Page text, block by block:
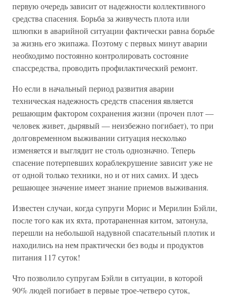
первую очередь зависит от надежности коллективного
средства спасения. Борьба за живучесть плота или
шлюпки в аварийной ситуации фактически равна борьбе
за жизнь его экипажа. Поэтому с первых минут аварии
необходимо постоянно контролировать состояние
спассредства, проводить профилактический ремонт.
Но если в начальный период развития аварии
техническая надежность средств спасения является
решающим фактором сохранения жизни (прочен плот —
человек живет, дырявый — неизбежно погибает), то при
долговременном выживании ситуация несколько
изменяется и выглядит не столь однозначно. Теперь
спасение потерпевших кораблекрушение зависит уже не
от одной только техники, но и от них самих. И здесь
решающее значение имеет знание приемов выживания.
Известен случаи, когда супруги Морис и Мерилин Бэйли,
после того как их яхта, протараненная китом, затонула,
перешли на небольшой надувной спасательный плотик и
находились на нем практически без воды и продуктов
питания 117 суток!
Что позволило супругам Бэйли в ситуации, в которой
90% людей погибает в первые трое-четверо суток,